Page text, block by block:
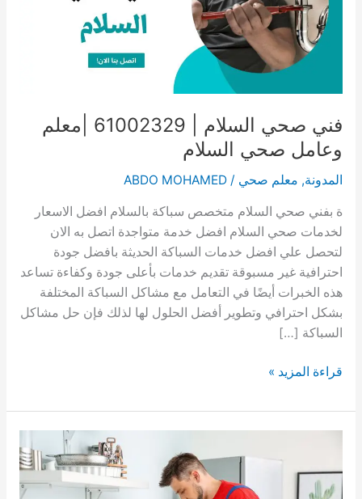
فني صحي السلام | 61002329 |معلم
وعامل صحي السلام
المدونة, معلم صحي /
ABDO MOHAMED
ة بفني صحي السلام متخصص سباكة بالسلام افضل الاسعار
لخدمات صحي السلام افضل خدمة متواجدة اتصل به الان
لتحصل علي افضل خدمات السباكة الحديثة بافضل جودة
احترافية غير مسبوقة تقديم خدمات بأعلى جودة وكفاءة تساعد
هذه الخبرات أيضًا في التعامل مع مشاكل السباكة المختلفة
بشكل احترافي وتطوير أفضل الحلول لها لذلك فإن حل مشاكل
السباكة […]
فني
السلام
|
|
معلم
قراءة المزيد »